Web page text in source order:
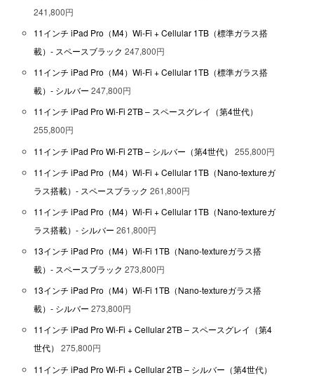
241,800円
11インチ iPad Pro（M4）Wi-Fi + Cellular 1TB（標準ガラス搭
載）- スペースブラック247,800円
11インチ iPad Pro（M4）Wi-Fi + Cellular 1TB（標準ガラス搭
載）- シルバー247,800円
11インチ iPad Pro Wi-Fi 2TB – スペースグレイ（第4世代）
255,800円
11インチ iPad Pro Wi-Fi 2TB – シルバー（第4世代） 255,800円
11インチ iPad Pro（M4）Wi-Fi + Cellular 1TB（Nano-textureガ
ラス搭載）- スペースブラック261,800円
11インチ iPad Pro（M4）Wi-Fi + Cellular 1TB（Nano-textureガ
ラス搭載）- シルバー261,800円
13インチ iPad Pro（M4）Wi-Fi 1TB（Nano-textureガラス搭
載）- スペースブラック273,800円
13インチ iPad Pro（M4）Wi-Fi 1TB（Nano-textureガラス搭
載）- シルバー273,800円
11インチ iPad Pro Wi-Fi + Cellular 2TB – スペースグレイ（第4
世代） 275,800円
11インチ iPad Pro Wi-Fi + Cellular 2TB – シルバー（第4世代）